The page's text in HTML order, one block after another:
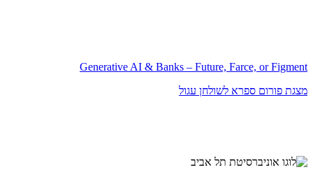
Generative AI & Banks – Future, Farce, or Figment
מצגת פורום ספרא לשולחן עגול